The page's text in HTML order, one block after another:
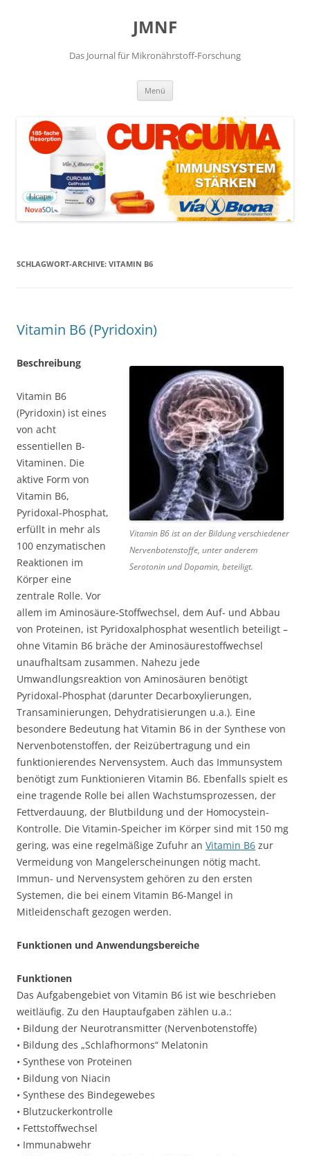
JMNF
Das Journal für Mikronährstoff-Forschung
Menü
SCHLAGWORT-ARCHIVE: VITAMIN B6
Vitamin B6 (Pyridoxin)
Vitamin B6 ist an der Bildung verschiedener
Nervenbotenstoffe, unter anderem
Serotonin und Dopamin, beteiligt.
Beschreibung
Vitamin B6
(Pyridoxin) ist eines
von acht
essentiellen B-
Vitaminen. Die
aktive Form von
Vitamin B6,
Pyridoxal-Phosphat,
erfüllt in mehr als
100 enzymatischen
Reaktionen im
Körper eine
zentrale Rolle. Vor
allem im Aminosäure-Stoffwechsel, dem Auf- und Abbau
von Proteinen, ist Pyridoxalphosphat wesentlich beteiligt –
ohne Vitamin B6 bräche der Aminosäurestoffwechsel
unaufhaltsam zusammen. Nahezu jede
Umwandlungsreaktion von Aminosäuren benötigt
Pyridoxal-Phosphat (darunter Decarboxylierungen,
Transaminierungen, Dehydratisierungen u.a.). Eine
besondere Bedeutung hat Vitamin B6 in der Synthese von
Nervenbotenstoffen, der Reizübertragung und ein
funktionierendes Nervensystem. Auch das Immunsystem
benötigt zum Funktionieren Vitamin B6. Ebenfalls spielt es
eine tragende Rolle bei allen Wachstumsprozessen, der
Fettverdauung, der Blutbildung und der Homocystein-
Kontrolle. Die Vitamin-Speicher im Körper sind mit 150 mg
gering, was eine regelmäßige Zufuhr an Vitamin B6 zur
Vermeidung von Mangelerscheinungen nötig macht.
Immun- und Nervensystem gehören zu den ersten
Systemen, die bei einem Vitamin B6-Mangel in
Mitleidenschaft gezogen werden.
Funktionen und Anwendungsbereiche
Funktionen
Das Aufgabengebiet von Vitamin B6 ist wie beschrieben
weitläufig. Zu den Hauptaufgaben zählen u.a.:
• Bildung der Neurotransmitter (Nervenbotenstoffe)
• Bildung des „Schlafhormons“ Melatonin
• Synthese von Proteinen
• Bildung von Niacin
• Synthese des Bindegewebes
• Blutzuckerkontrolle
• Fettstoffwechsel
• Immunabwehr